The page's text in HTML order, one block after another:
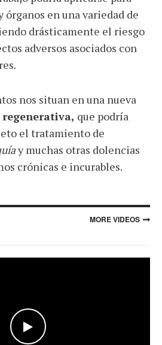
en una variedad de
drásticamente el riesgo
adversos asociados con
nos situan en una nueva
que podría
el tratamiento de
y muchas otras dolencias
crónicas e incurables.
MORE VIDEOS
WATCH THE VIDEO